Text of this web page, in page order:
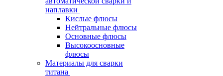
наплавки
Кислые флюсы
Нейтральные флюсы
Основные флюсы
Высокоосновные
флюсы
Материалы для сварки
титана